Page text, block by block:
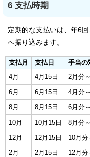
6 支払時期
定期的な支払いは、年6
へ振り込みます。
支払月 支払日
手当の
4月
4月15日
2月分
6月
6月15日
4月分
8月
8月15日
6月分
10月
10月15日
8月分
12月
12月15日
10月
2月
2月15日 12月